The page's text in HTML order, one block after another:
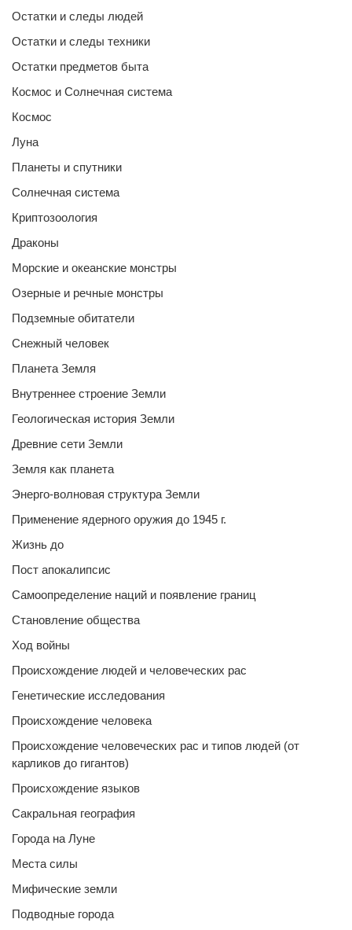
Остатки и следы людей
Остатки и следы техники
Остатки предметов быта
Космос и Солнечная система
Космос
Луна
Планеты и спутники
Солнечная система
Криптозоология
Драконы
Морские и океанские монстры
Озерные и речные монстры
Подземные обитатели
Снежный человек
Планета Земля
Внутреннее строение Земли
Геологическая история Земли
Древние сети Земли
Земля как планета
Энерго-волновая структура Земли
Применение ядерного оружия до 1945 г.
Жизнь до
Пост апокалипсис
Самоопределение наций и появление границ
Становление общества
Ход войны
Происхождение людей и человеческих рас
Генетические исследования
Происхождение человека
Происхождение человеческих рас и типов людей (от
карликов до гигантов)
Происхождение языков
Сакральная география
Города на Луне
Места силы
Мифические земли
Подводные города